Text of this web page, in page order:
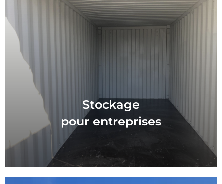
Stockage
pour entreprises